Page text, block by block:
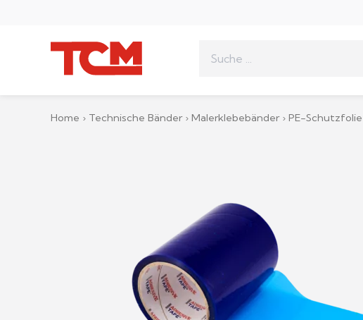
for:
Vorlagen
Home › Technische Bänder › Malerklebebänder › PE-Schutzfolie